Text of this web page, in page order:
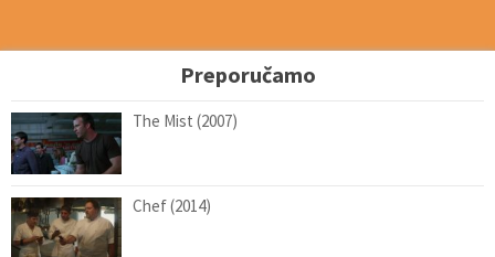
Preporučamo
The Mist (2007)
Chef (2014)